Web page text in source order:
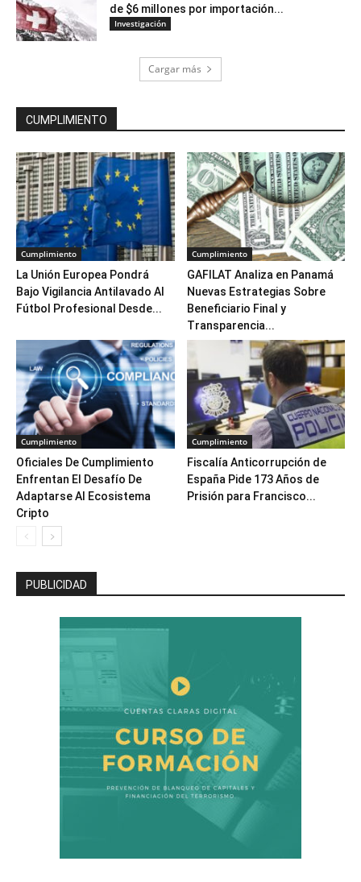
de $6 millones por importación...
Investigación
Cargar más
CUMPLIMIENTO
Cumplimiento
La Unión Europea Pondrá
Bajo Vigilancia Antilavado Al
Fútbol Profesional Desde...
Cumplimiento
GAFILAT Analiza en Panamá
Nuevas Estrategias Sobre
Beneficiario Final y
Transparencia...
Cumplimiento
Oficiales De Cumplimiento
Enfrentan El Desafío De
Adaptarse Al Ecosistema
Cripto
Cumplimiento
Fiscalía Anticorrupción de
España Pide 173 Años de
Prisión para Francisco...
PUBLICIDAD